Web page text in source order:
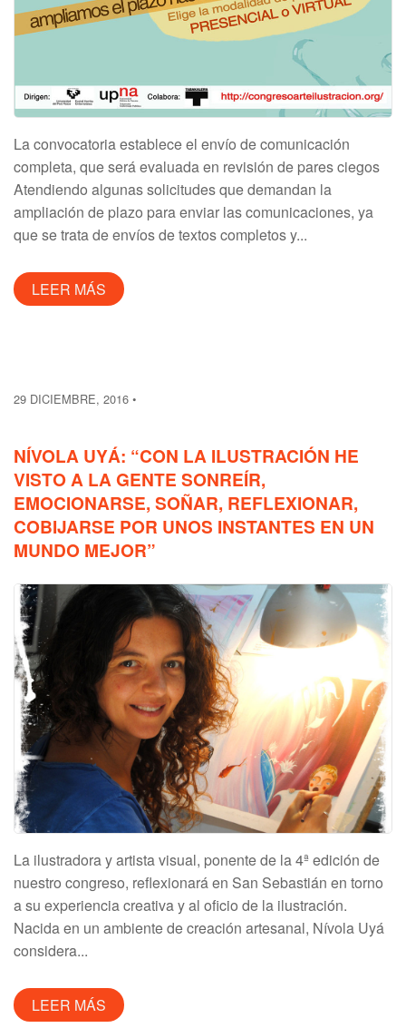
La convocatoria establece el envío de comunicación
completa, que será evaluada en revisión de pares ciegos
Atendiendo algunas solicitudes que demandan la
ampliación de plazo para enviar las comunicaciones, ya
que se trata de envíos de textos completos y...
LEER MÁS
29 DICIEMBRE, 2016
NÍVOLA UYÁ: “CON LA ILUSTRACIÓN HE
VISTO A LA GENTE SONREÍR,
EMOCIONARSE, SOÑAR, REFLEXIONAR,
COBIJARSE POR UNOS INSTANTES EN UN
MUNDO MEJOR”
La ilustradora y artista visual, ponente de la 4ª edición de
nuestro congreso, reflexionará en San Sebastián en torno
a su experiencia creativa y al oficio de la ilustración.
Nacida en un ambiente de creación artesanal, Nívola Uyá
considera...
LEER MÁS